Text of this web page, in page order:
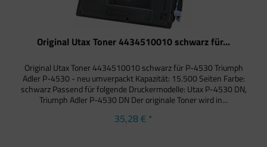
Original Utax Toner 4434510010 schwarz für...
Original Utax Toner 4434510010 schwarz für P-4530 Triumph
Adler P-4530 - neu umverpackt Kapazität: 15.500 Seiten Farbe:
schwarz Passend für folgende Druckermodelle: Utax P-4530 DN,
Triumph Adler P-4530 DN Der originale Toner wird in...
35,28 € *